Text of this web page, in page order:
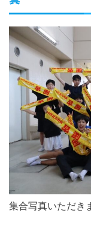
集合写真いただき